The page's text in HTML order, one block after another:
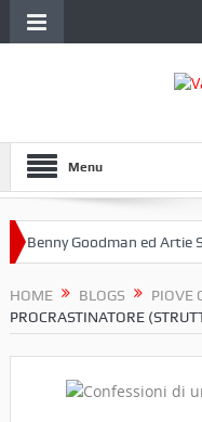
Menu
Goodman ed Artie
HOME BLOGS PIOVE
PROCRASTINATORE